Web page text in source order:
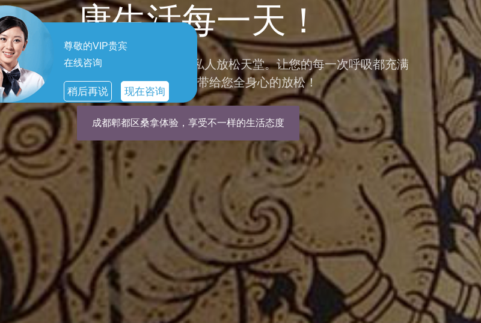
尊敬的VIP贵宾
在线咨询
稍后再说 现在咨询
康生活每一天！
成都郫都区spa，您的私人放松天堂。让您的每一次呼吸都充满
清新与活力，桑拿会所带给您全身心的放松！
成都郫都区桑拿体验，享受不一样的生活态度